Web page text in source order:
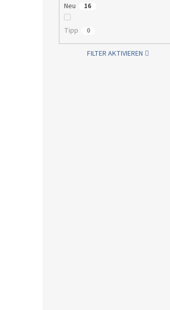
Neu 16
Tipp 0
FILTER AKTIVIEREN